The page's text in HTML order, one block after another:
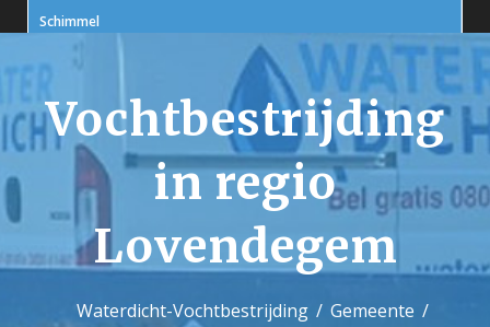
Schimmel
Contact
Vochtbestrijding
in regio
Lovendegem
Waterdicht-Vochtbestrijding
Gemeente